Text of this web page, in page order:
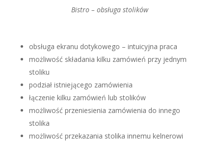
Bistro – obsługa stolików
obsługa ekranu dotykowego – intuicyjna praca
możliwość składania kilku zamówień przy jednym
stoliku
podział istniejącego zamówienia
łączenie kilku zamówień lub stolików
możliwość przeniesienia zamówienia do innego
stolika
możliwość przekazania stolika innemu kelnerowi